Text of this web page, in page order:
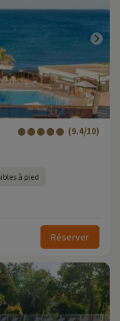
(9.4/10)
à pied
Réserver